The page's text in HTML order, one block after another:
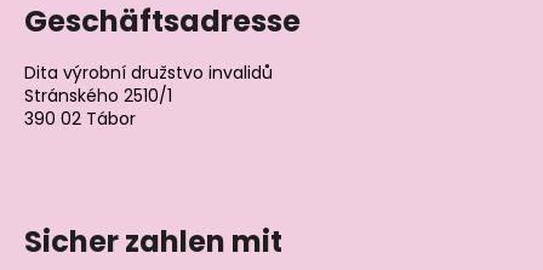
Geschäftsadresse
Dita výrobní družstvo invalidů
Stránského 2510/1
390 02 Tábor
Sicher zahlen mit